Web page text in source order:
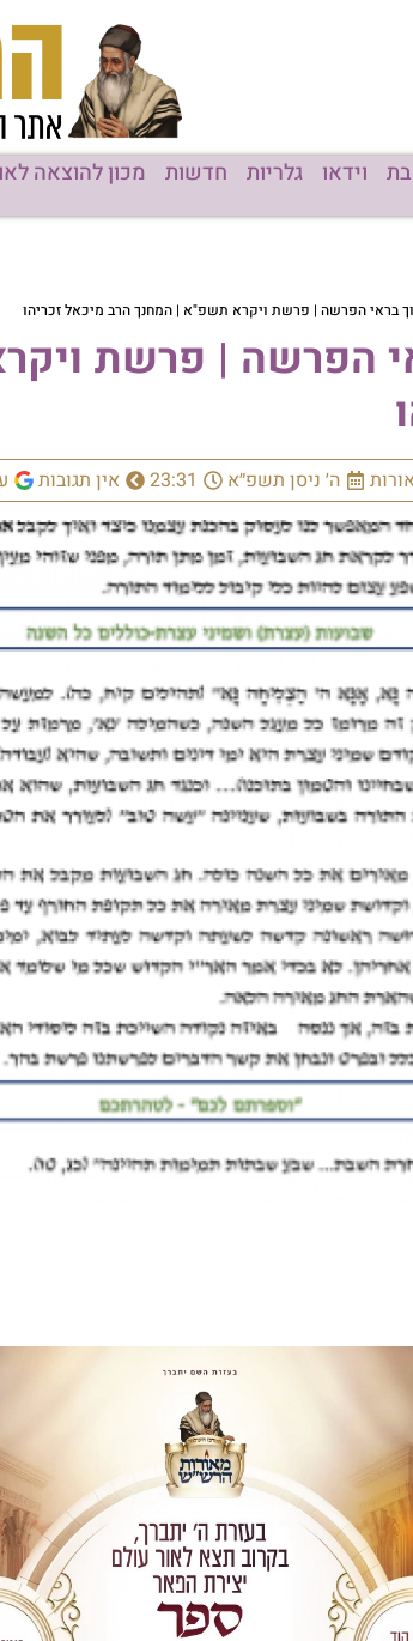
וידאו גלריות חדשות מכון להוצאה
בראי הפרשה | פרשת ויקרא תשפ"א | המחנך הרב מיכאל זכריהו
הפרשה | פרשת
ה׳ ניסן תשפ״א 23:31 אין תגובות